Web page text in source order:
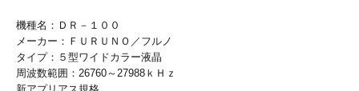
機種名：ＤＲ－１００
メーカー：ＦＵＲＵＮＯ／フルノ
タイプ：５型ワイドカラー液晶
周波数範囲：26760～27988ｋＨｚ